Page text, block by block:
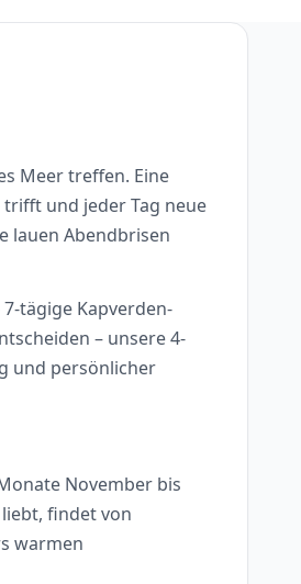
Meer treffen. Eine
und jeder Tag neue
lauen Abendbrisen
tägige Kapverden-
– unsere 4-
und persönlicher
November bis
findet von
warmen